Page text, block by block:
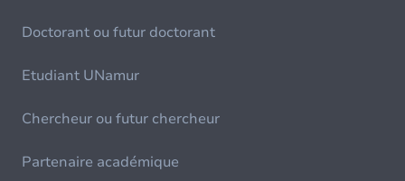
Doctorant ou futur doctorant
Etudiant UNamur
Chercheur ou futur chercheur
Partenaire académique